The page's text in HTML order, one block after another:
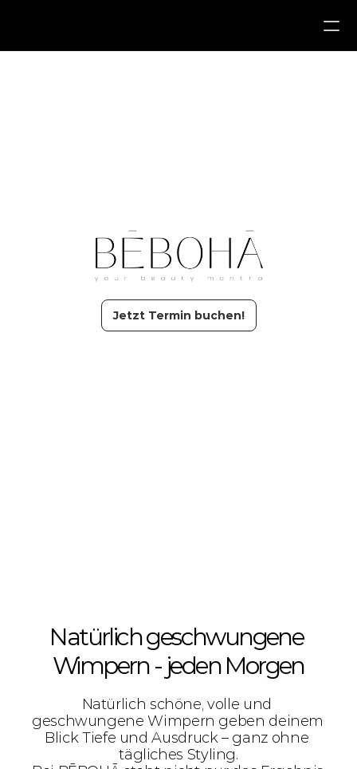
Locations
Jetzt Termin buchen!
Natürlich geschwungene
Wimpern - jeden Morgen
Natürlich schöne, volle und
geschwungene Wimpern geben deinem
Blick Tiefe und Ausdruck – ganz ohne
tägliches Styling.